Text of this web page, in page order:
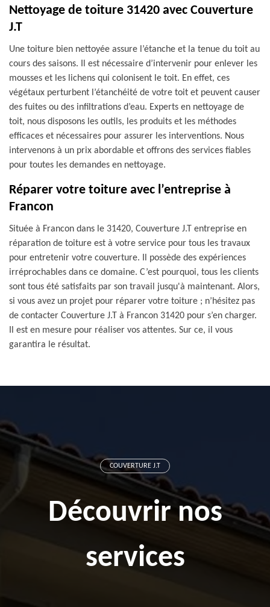
Nettoyage de toiture 31420 avec Couverture
J.T
Une toiture bien nettoyée assure l’étanche et la tenue du toit au
cours des saisons. Il est nécessaire d’intervenir pour enlever les
mousses et les lichens qui colonisent le toit. En effet, ces
végétaux perturbent l’étanchéité de votre toit et peuvent causer
des fuites ou des infiltrations d’eau. Experts en nettoyage de
toit, nous disposons les outils, les produits et les méthodes
efficaces et nécessaires pour assurer les interventions. Nous
intervenons à un prix abordable et offrons des services fiables
pour toutes les demandes en nettoyage.
Réparer votre toiture avec l’entreprise à
Francon
Située à Francon dans le 31420, Couverture J.T entreprise en
réparation de toiture est à votre service pour tous les travaux
pour entretenir votre couverture. Il possède des expériences
irréprochables dans ce domaine. C’est pourquoi, tous les clients
sont tous été satisfaits par son travail jusqu'à maintenant. Alors,
si vous avez un projet pour réparer votre toiture ; n’hésitez pas
de contacter Couverture J.T à Francon 31420 pour s’en charger.
Il est en mesure pour réaliser vos attentes. Sur ce, il vous
garantira le résultat.
COUVERTURE J.T
Découvrir nos
services